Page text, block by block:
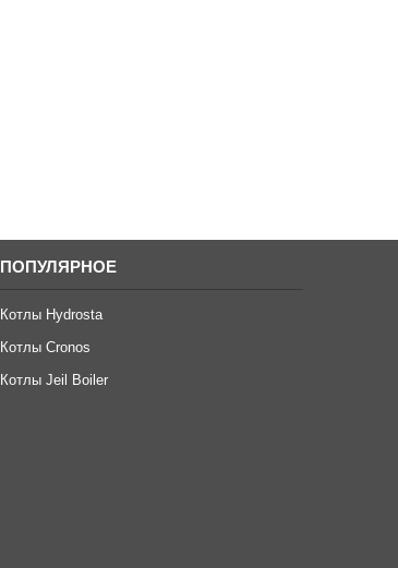
ПОПУЛЯРНОЕ
Котлы Hydrosta
Котлы Cronos
Котлы Jeil Boiler